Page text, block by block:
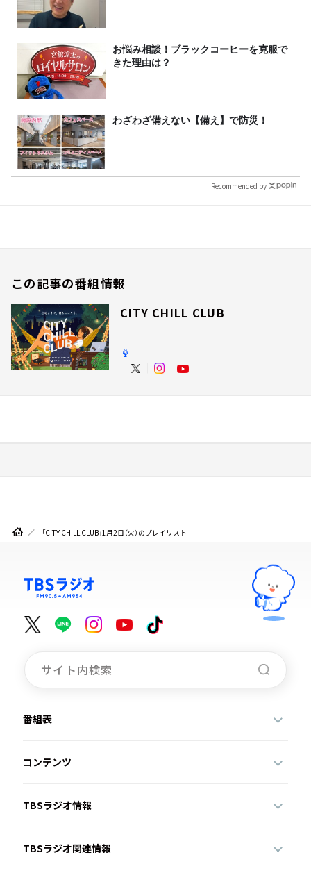
お悩み相談！ブラックコーヒーを克服で
きた理由は？
わざわざ備えない【備え】で防災！
Recommended by
この記事の番組情報
CITY CHILL CLUB
「CITY CHILL CLUB」1月2日（火）のプレイリスト
番組表
コンテンツ
TBSラジオ情報
TBSラジオ関連情報